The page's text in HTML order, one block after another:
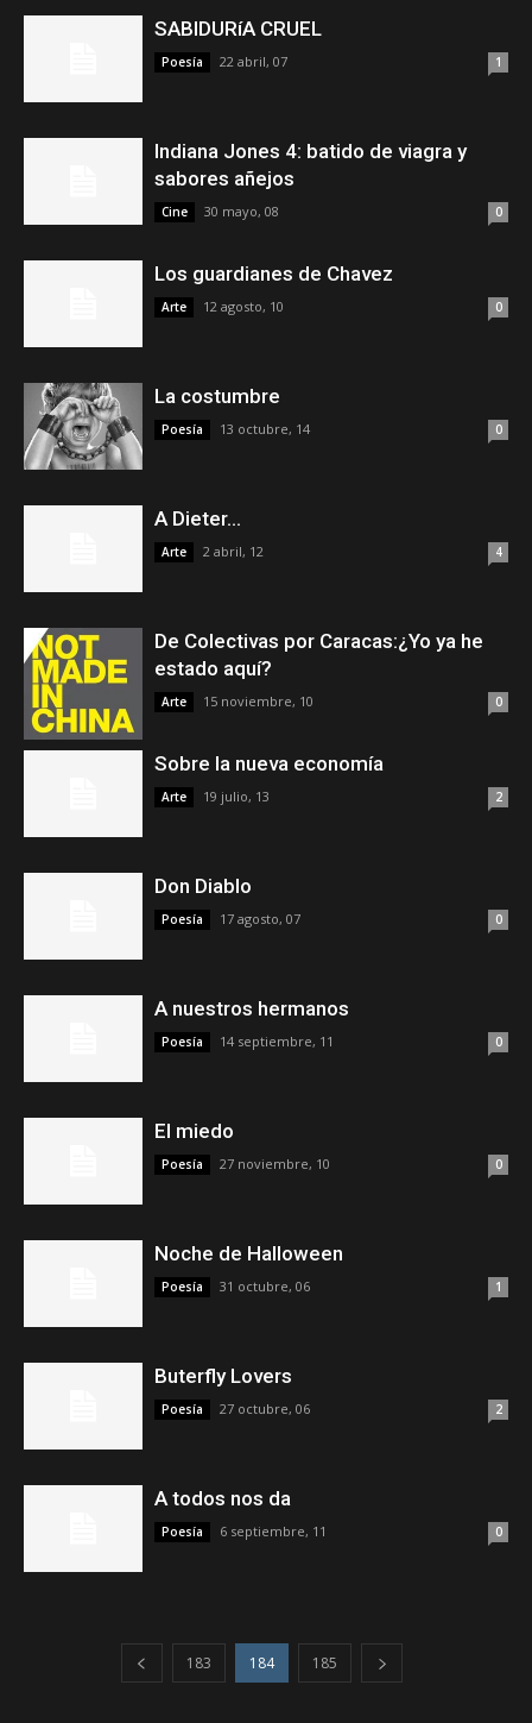
SABIDURíA CRUEL
Poesía 22 abril, 07 1
Indiana Jones 4: batido de viagra y
sabores añejos
Cine 30 mayo, 08 0
Los guardianes de Chavez
Arte 12 agosto, 10 0
La costumbre
Poesía 13 octubre, 14 0
A Dieter…
Arte 2 abril, 12 4
De Colectivas por Caracas:¿Yo ya he
estado aquí?
Arte 15 noviembre, 10 0
Sobre la nueva economía
Arte 19 julio, 13 2
Don Diablo
Poesía 17 agosto, 07 0
A nuestros hermanos
Poesía 14 septiembre, 11 0
El miedo
Poesía 27 noviembre, 10 0
Noche de Halloween
Poesía 31 octubre, 06 1
Buterfly Lovers
Poesía 27 octubre, 06 2
A todos nos da
Poesía 6 septiembre, 11 0
183 184 185